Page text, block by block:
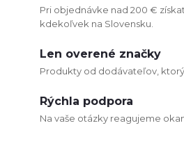
Pri objednávke nad 200 €
kdekoľvek na Slovensku.
Len overené značky
Produkty od dodávateľov,
Rýchla podpora
Na vaše otázky reagujeme